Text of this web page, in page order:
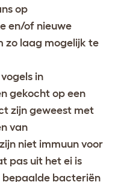
op
en/of nieuwe
zo laag mogelijk te
in
gekocht op een
zijn geweest met
van
niet immuun voor
pas uit het ei is
bepaalde bacteriën